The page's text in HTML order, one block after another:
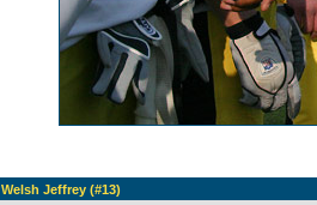
Welsh Jeffrey (#13)